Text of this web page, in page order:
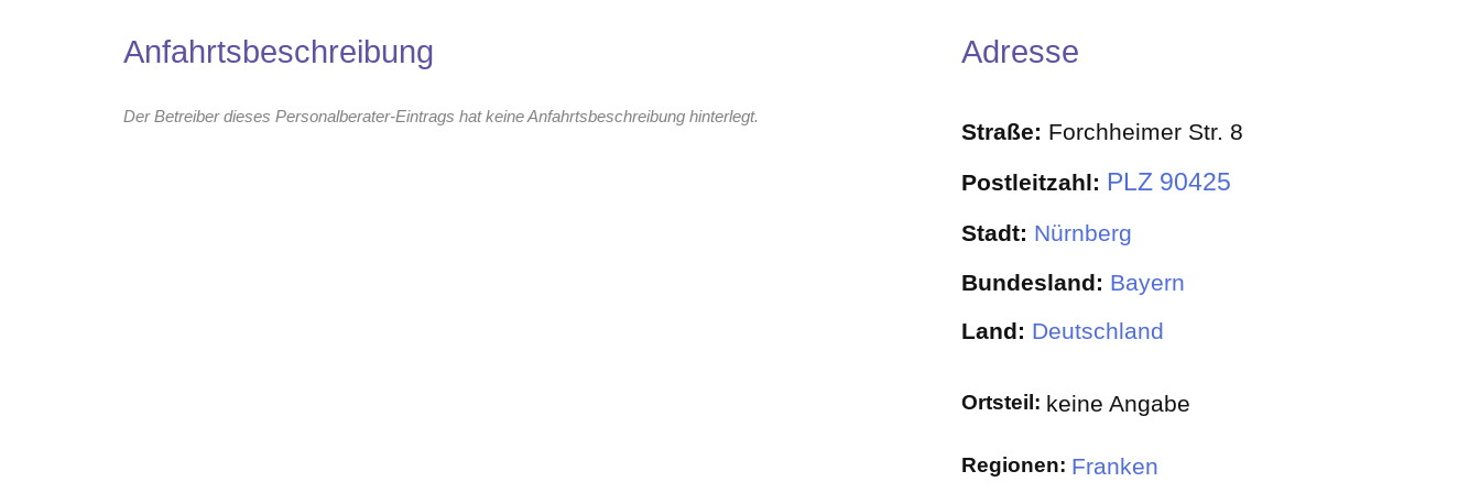
Anfahrtsbeschreibung
Der Betreiber dieses Personalberater-Eintrags hat keine Anfahrtsbeschreibung hinterlegt.
Adresse
Straße: Forchheimer Str. 8
Postleitzahl: PLZ 90425
Stadt: Nürnberg
Bundesland: Bayern
Land: Deutschland
Ortsteil: keine Angabe
Regionen: Franken